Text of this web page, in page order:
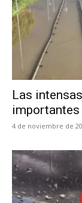
Las
4 de noviembre de